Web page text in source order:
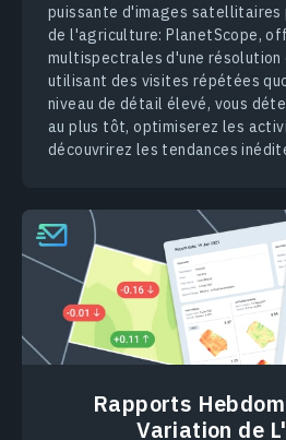
puissante d'images satellitaires
de l'agriculture: PlanetScope,
multispectrales d'une résolution
utilisant des visites répétées
niveau de détail élevé, vous
au plus tôt, optimiserez les
découvrirez les tendances
Rapports
Variation de